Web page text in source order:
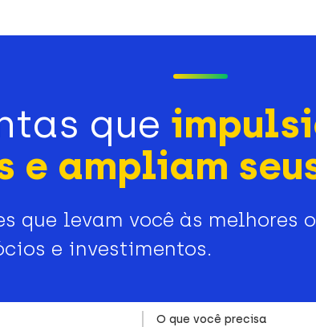
que
e ampliam
que levam você às melhores
e investimentos.
O que você precisa